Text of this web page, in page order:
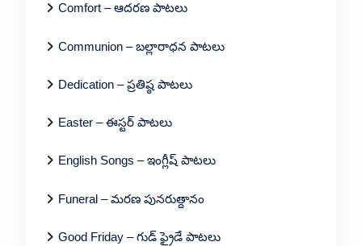
Comfort – ఆదరణ పాటలు
Communion – బల్లారాధన పాటలు
Dedication – ప్రతిష్ఠ పాటలు
Easter – ఈస్టర్ పాటలు
English Songs – ఇంగ్లీష్ పాటలు
Funeral – మరణ పునరుత్దానం
Good Friday – గుడ్ ఫ్రైడే పాటలు